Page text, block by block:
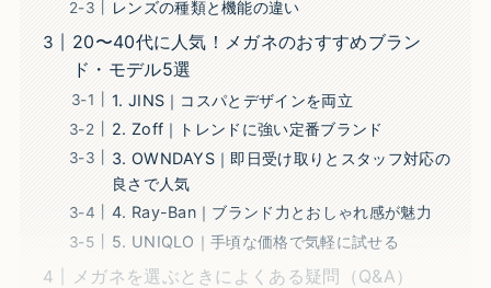
レンズの種類と機能の違い
20〜40代に人気！メガネのおすすめブラン
ド・モデル5選
1. JINS｜コスパとデザインを両立
2. Zoff｜トレンドに強い定番ブランド
3. OWNDAYS｜即日受け取りとスタッフ対応の
良さで人気
4. Ray-Ban｜ブランド力とおしゃれ感が魅力
5. UNIQLO｜手頃な価格で気軽に試せる
メガネを選ぶときによくある疑問（Q&A）